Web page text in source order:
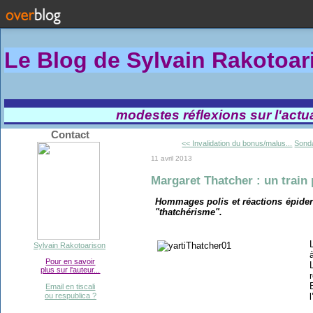
Le Blog de Sylvain Rakotoa
modestes réflexions sur
Contact
Sylvain Rakotoarison
Pour en savoir
plus sur l'auteur...
Email en tiscali
ou respublica ?
<< Invalidation du bonus/malus...
11 avril 2013
Margaret Thatcher : un train
Hommages polis et réactions
"thatchérisme".